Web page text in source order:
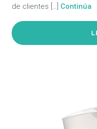
de clientes […] Continúa